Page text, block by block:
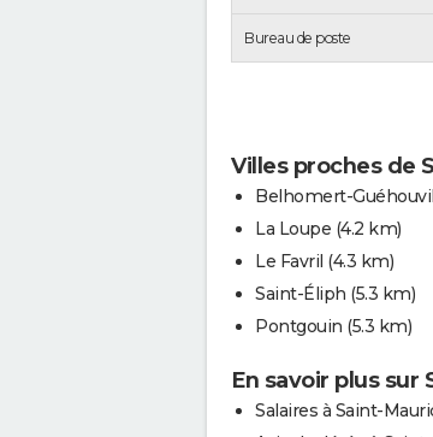
Bureau de poste
Villes proches de
Belhomert-
La Loupe (4.2 km)
Le Favril (4.3 km)
Saint-Éliph (5.3 km)
Pontgouin (5.3 km)
En savoir plus sur
Salaires à Saint-